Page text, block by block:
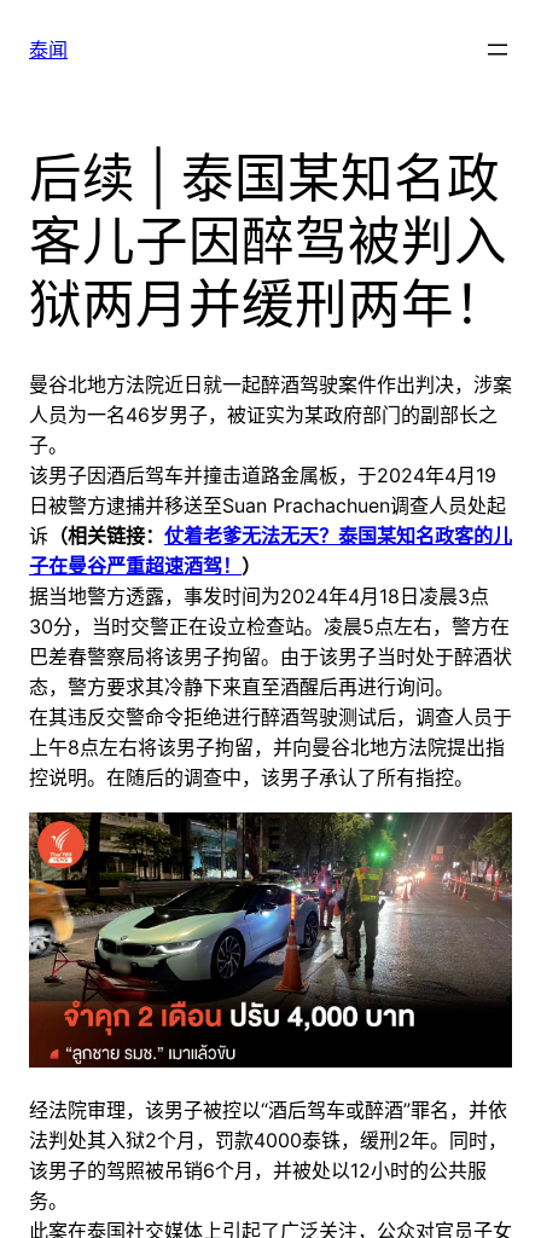
泰闻
后续 | 泰国某知名政
客儿子因醉驾被判入
狱两月并缓刑两年！
曼谷北地方法院近日就一起醉酒驾驶案件作出判决，涉案
人员为一名46岁男子，被证实为某政府部门的副部长之
子。
该男子因酒后驾车并撞击道路金属板，于2024年4月19
日被警方逮捕并移送至Suan Prachachuen调查人员处起
诉 （相关链接： 仗着老爹无法无天？泰国某知名政客的儿
子在曼谷严重超速酒驾！ ）
据当地警方透露，事发时间为2024年4月18日凌晨3点
30分，当时交警正在设立检查站。凌晨5点左右，警方在
巴差春警察局将该男子拘留。由于该男子当时处于醉酒状
态，警方要求其冷静下来直至酒醒后再进行询问。
在其违反交警命令拒绝进行醉酒驾驶测试后，调查人员于
上午8点左右将该男子拘留，并向曼谷北地方法院提出指
控说明。 在随后的调查中，该男子承认了所有指控。
经法院审理，该男子被控以“酒后驾车或醉酒”罪名，并依
法判处其入狱2个月，罚款4000泰铢，缓刑2年。同时，
该男子的驾照被吊销6个月，并被处以12小时的公共服
务。
此案在泰国社交媒体上引起了广泛关注，公众对官员子女